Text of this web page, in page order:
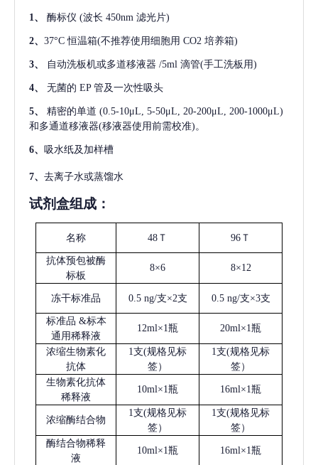
1、 酶标仪 (波长 450nm 滤光片)
2、 37°C 恒温箱(不推荐使用细胞用 CO2 培养箱)
3、 自动洗板机或多道移液器 /5ml 滴管(手工洗板用)
4、 无菌的 EP 管及一次性吸头
5、 精密的单道 (0.5-10μL, 5-50μL, 20-200μL, 200-1000μL)
和多通道移液器(移液器使用前需校准)。
6、 吸水纸及加样槽
7、 去离子水或蒸馏水
试剂盒组成：
名称 48Ｔ 96Ｔ
抗体预包被酶
标板
8×6 8×12
冻干标准品 0.5 ng/支×2支 0.5 ng/支×3支
标准品 &标本
通用稀释液
12ml×1瓶 20ml×1瓶
浓缩生物素化
抗体
1支(规格见标
签）
1支(规格见标
签）
生物素化抗体
稀释液
10ml×1瓶 16ml×1瓶
浓缩酶结合物
1支(规格见标
签）
1支(规格见标
签）
酶结合物稀释
液
10ml×1瓶 16ml×1瓶